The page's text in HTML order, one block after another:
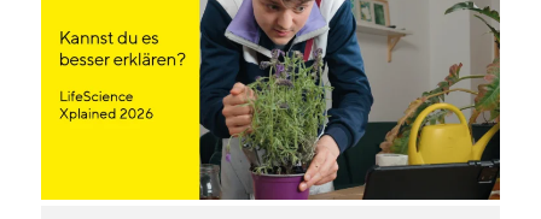
Mit dem |transkript-Newsletter
jede Woche aktuell informiert.
E-